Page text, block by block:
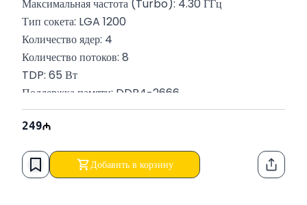
Максимальная частота (Turbo): 4.30 ГГц
Тип сокета: LGA 1200
Количество ядер: 4
Количество потоков: 8
TDP: 65 Вт
Поддержка памяти: DDR4-2666
Каналы памяти: Двухканальная
Технологический процесс: 14 нм
249
Добавить в корзину